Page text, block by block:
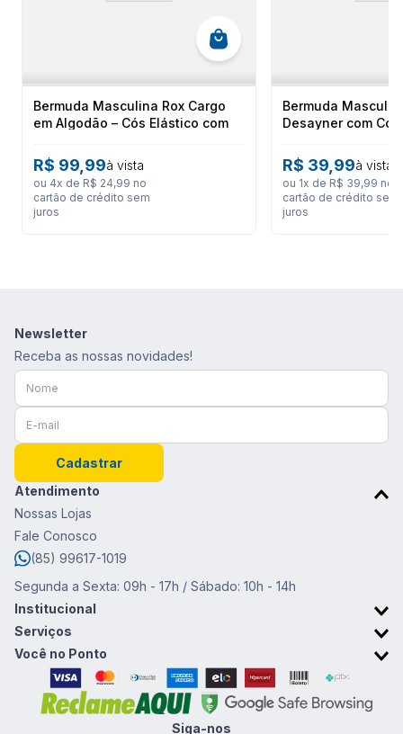
Bermuda Masculina Rox Cargo
em Algodão – Cós Elástico com
R$ 99,99à vista
ou 4x de R$ 24,99 no
cartão de crédito sem
juros
Bermuda
Desayner com
R$ 39,99à vista
ou 1x de R$ 39,99 no
cartão de crédito sem
juros
Newsletter
Receba as nossas novidades!
Cadastrar
Atendimento
Nossas Lojas
Fale Conosco
(85) 99617-1019
Segunda a Sexta: 09h - 17h / Sábado: 10h - 14h
Institucional
Sobre o Ponto da Moda
Trabalhe conosco
Trocas e devoluções
Promoções & Cupons
Serviços
Retirada em Loja
Você no Ponto
Cartão Ponto da Moda
Clube de vantagens
Siga-nos